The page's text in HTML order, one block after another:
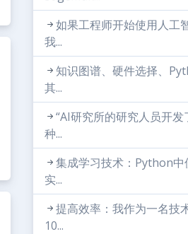
如果工程师开始使用人工
我...
知识图谱、硬件选择、
其...
“AI研究所的研究人员开发
种...
集成学习技术：Python中
实...
提高效率：我作为一名技
10...